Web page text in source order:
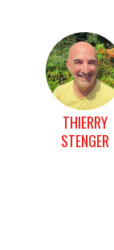
THIERRY
STENGER